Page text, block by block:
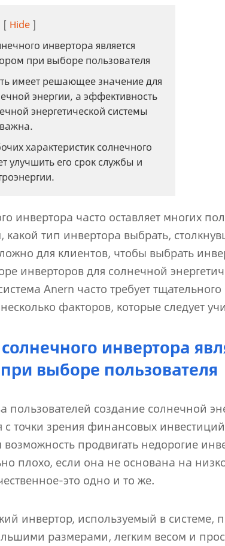
[ Hide ]
инвертора является
при выборе пользователя
имеет решающее значение для
энергии, а эффективность
энергетической системы
характеристик солнечного
улучшить его срок службы и
инвертора часто оставляет многих
какой тип инвертора выбрать,
для клиентов, чтобы выбрать
инверторов для солнечной
Anern часто требует
факторов, которые следует
инвертора
выборе пользователя
пользователей создание солнечной
с точки зрения финансовых
продвигать недорогие
плохо, если она не основана на
это одно и то же.
инвертор, используемый в системе,
размерами, легким весом и